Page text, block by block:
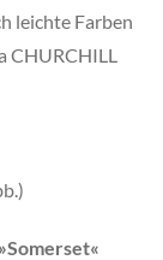
leichte Farben
CHURCHILL
Somerset«